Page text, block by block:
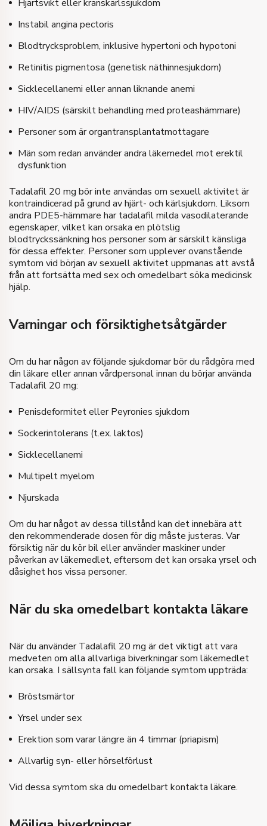
Hjärtsvikt eller kranskärlssjukdom
Instabil angina pectoris
Blodtrycksproblem, inklusive hypertoni och hypotoni
Retinitis pigmentosa (genetisk näthinnesjukdom)
Sicklecellanemi eller annan liknande anemi
HIV/AIDS (särskilt behandling med proteashämmare)
Personer som är organtransplantatmottagare
Män som redan använder andra läkemedel mot erektil
dysfunktion
Tadalafil 20 mg bör inte användas om sexuell aktivitet är
kontraindicerad på grund av hjärt- och kärlsjukdom. Liksom
andra PDE5-hämmare har tadalafil milda vasodilaterande
egenskaper, vilket kan orsaka en plötslig
blodtryckssänkning hos personer som är särskilt känsliga
för dessa effekter. Personer som upplever ovanstående
symtom vid början av sexuell aktivitet uppmanas att avstå
från att fortsätta med sex och omedelbart söka medicinsk
hjälp.
Varningar och försiktighetsåtgärder
Om du har någon av följande sjukdomar bör du rådgöra med
din läkare eller annan vårdpersonal innan du börjar använda
Tadalafil 20 mg:
Penisdeformitet eller Peyronies sjukdom
Sockerintolerans (t.ex. laktos)
Sicklecellanemi
Multipelt myelom
Njurskada
Om du har något av dessa tillstånd kan det innebära att
den rekommenderade dosen för dig måste justeras. Var
försiktig när du kör bil eller använder maskiner under
påverkan av läkemedlet, eftersom det kan orsaka yrsel och
dåsighet hos vissa personer.
När du ska omedelbart kontakta läkare
När du använder Tadalafil 20 mg är det viktigt att vara
medveten om alla allvarliga biverkningar som läkemedlet
kan orsaka. I sällsynta fall kan följande symtom uppträda:
Bröstsmärtor
Yrsel under sex
Erektion som varar längre än 4 timmar (priapism)
Allvarlig syn- eller hörselförlust
Vid dessa symtom ska du omedelbart kontakta läkare.